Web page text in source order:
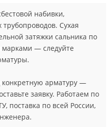
набивки,
Сухая
затяжки сальника по
— следуйте
арматуру —
заявку. Работаем по
поставка по всей России,